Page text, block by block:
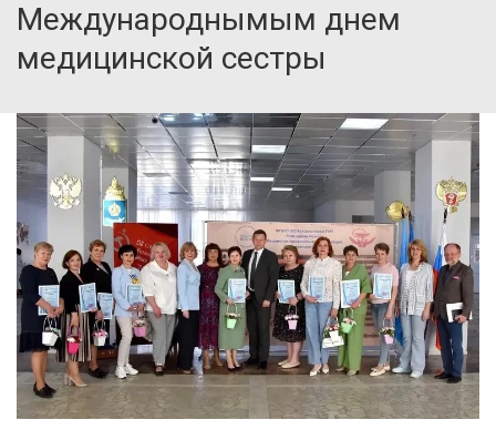
Международнымым днем
медицинской сестры